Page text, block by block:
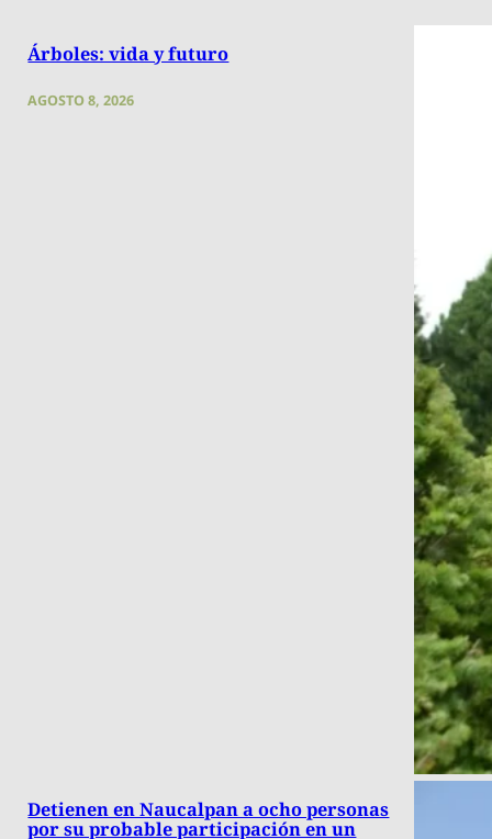
Árboles: vida y futuro
AGOSTO 8, 2026
Detienen en Naucalpan a ocho personas
por su probable participación en un